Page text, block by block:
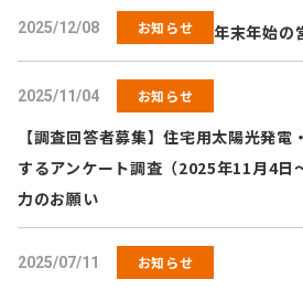
2025/12/08 お知らせ 年末年始の
2025/11/04 お知らせ
【調査回答者募集】住宅用太陽光発
するアンケート調査（2025年11月4日
力のお願い
2025/07/11 お知らせ